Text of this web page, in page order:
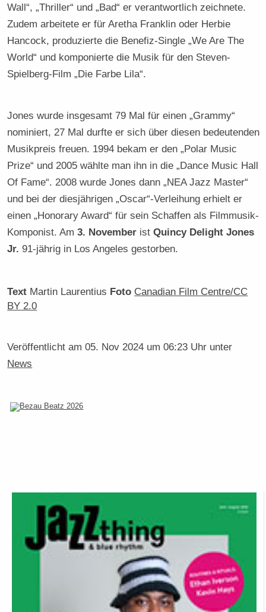
Wall“, „Thriller“ und „Bad“ er verantwortlich zeichnete.
Zudem arbeitete er für Aretha Franklin oder Herbie
Hancock, produzierte die Benefiz-Single „We Are The
World“ und komponierte die Musik für den Steven-
Spielberg-Film „Die Farbe Lila“.
Jones wurde insgesamt 79 Mal für einen „Grammy“
nominiert, 27 Mal durfte er sich über diesen bedeutenden
Musikpreis freuen. 1994 bekam er den „Polar Music
Prize“ und 2005 wählte man ihn in die „Dance Music Hall
Of Fame“. 2008 wurde Jones dann „NEA Jazz Master“
und bei der diesjährigen „Oscar“-Verleihung erhielt er
einen „Honorary Award“ für sein Schaffen als Filmmusik-
Komponist. Am3. November istQuincy Delight Jones
Jr. 91-jährig in Los Angeles gestorben.
Text Martin Laurentius Foto Canadian Film Centre/CC
BY 2.0
Veröffentlicht am05. Nov 2024 um 06:23 Uhr unter
News